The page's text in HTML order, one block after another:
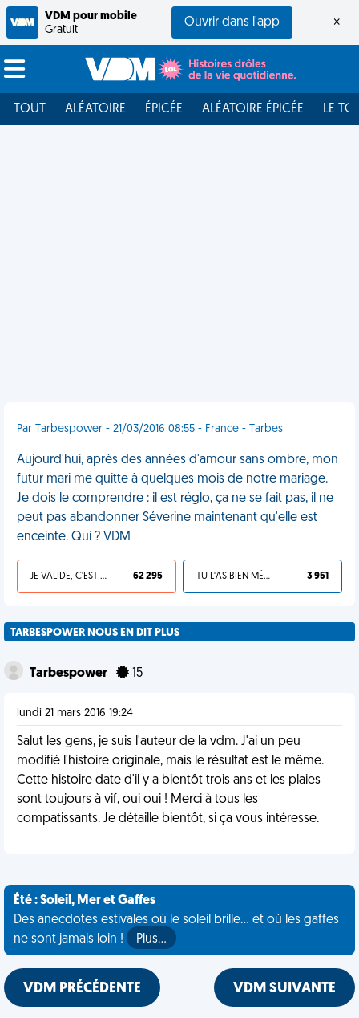
VDM pour mobile
Gratuit
Ouvrir dans l'app ×
TOUT ALÉATOIRE ÉPICÉE ALÉATOIRE ÉPICÉE LE
Par Tarbespower - 21/03/2016 08:55 - France - Tarbes
Aujourd'hui, après des années d'amour sans ombre, mon
futur mari me quitte à quelques mois de notre mariage.
Je dois le comprendre : il est réglo, ça ne se fait pas, il ne
peut pas abandonner Séverine maintenant qu'elle est
enceinte. Qui ? VDM
JE VALIDE, C'EST UNE VDM 62 295 TU L'AS BIEN MÉRITÉ 3 951
TARBESPOWER NOUS EN DIT PLUS
Tarbespower 15
lundi 21 mars 2016 19:24
Salut les gens, je suis l'auteur de la vdm. J'ai un peu
modifié l'histoire originale, mais le résultat est le même.
Cette histoire date d'il y a bientôt trois ans et les plaies
sont toujours à vif, oui oui ! Merci à tous les
compatissants. Je détaille bientôt, si ça vous intéresse.
Été : Soleil, Mer et Gaffes
Des anecdotes estivales où le soleil brille... et où les gaffes
ne sont jamais loin !
Plus…
VDM PRÉCÉDENTE VDM SUIVANTE